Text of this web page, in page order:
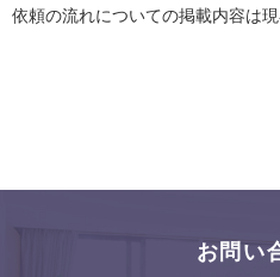
依頼の流れについての掲載内容は現
お問い